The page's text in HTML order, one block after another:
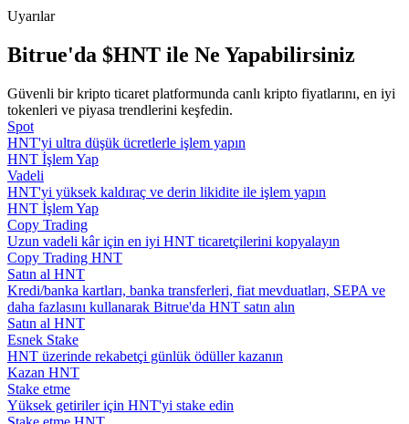
Rehber
Vadeli İşlemler Başlangıç Kılavuzu
Ticaret stratejileri
Nasıl kârlı kalabileceğinizi öğrenin
Uyarılar
Bitrue'da $HNT ile Ne Yapabilirsiniz
Güvenli bir kripto ticaret platformunda canlı kripto fiyatlarını, en iyi
tokenleri ve piyasa trendlerini keşfedin.
Spot
HNT'yi ultra düşük ücretlerle işlem yapın
HNT İşlem Yap
Vadeli
HNT'yi yüksek kaldıraç ve derin likidite ile işlem yapın
HNT İşlem Yap
Copy Trading
Uzun vadeli kâr için en iyi HNT ticaretçilerini kopyalayın
Copy Trading HNT
Satın al HNT
Kredi/banka kartları, banka transferleri, fiat mevduatları, SEPA ve
daha fazlasını kullanarak Bitrue'da HNT satın alın
Satın al HNT
Esnek Stake
HNT üzerinde rekabetçi günlük ödüller kazanın
Kazan HNT
Stake etme
Yüksek getiriler için HNT'yi stake edin